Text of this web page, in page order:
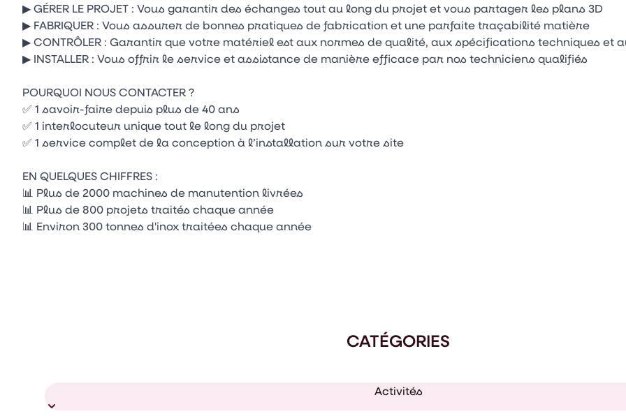
▶ GÉRER LE PROJET : Vous garantir des échanges tout au long du projet et vous partager les plans 3D
▶ FABRIQUER : Vous assurer de bonnes pratiques de fabrication et une parfaite traçabilité matière
▶ CONTRÔLER : Garantir que votre matériel est aux normes de qualité, aux spécifications techniques et
▶ INSTALLER : Vous offrir le service et assistance de manière efficace par nos techniciens qualifiés
POURQUOI NOUS CONTACTER ?
✅ 1 savoir-faire depuis plus de 40 ans
✅ 1 interlocuteur unique tout le long du projet
✅ 1 service complet de la conception à l’installation sur votre site
EN QUELQUES CHIFFRES :
📊 Plus de 2000 machines de manutention livrées
📊 Plus de 800 projets traités chaque année
📊 Environ 300 tonnes d'inox traitées chaque année
CATÉGORIES
Activités